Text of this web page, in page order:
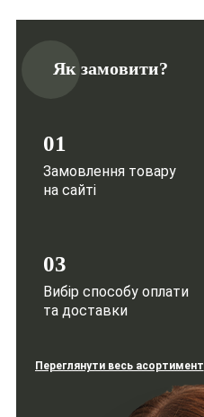
Як замовити?
01
Замовлення товару
на сайті
03
Вибір способу оплати
та доставки
Переглянути весь асортимент